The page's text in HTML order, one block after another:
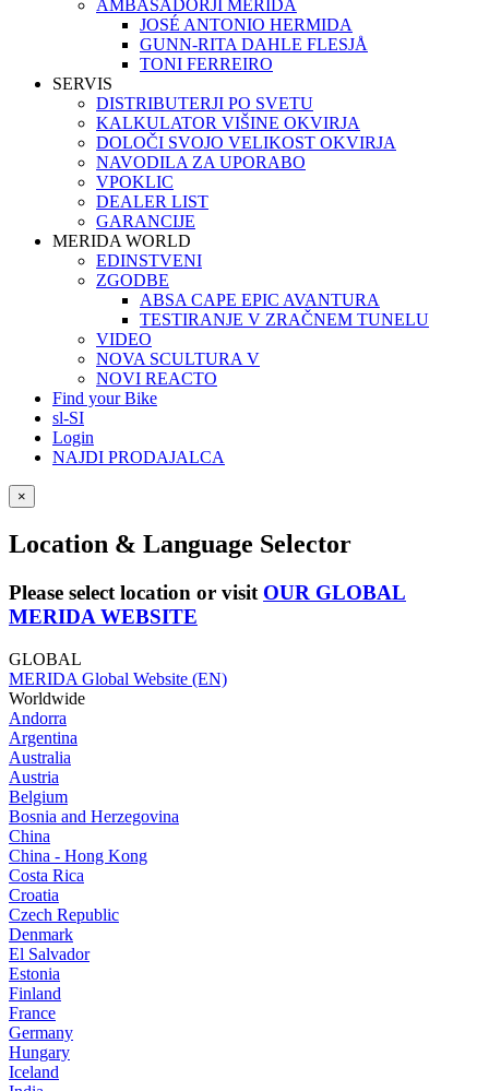
AMBASADORJI MERIDA
JOSÉ ANTONIO HERMIDA
GUNN-RITA DAHLE FLESJÅ
TONI FERREIRO
SERVIS
DISTRIBUTERJI PO SVETU
KALKULATOR VIŠINE OKVIRJA
DOLOČI SVOJO VELIKOST OKVIRJA
NAVODILA ZA UPORABO
VPOKLIC
DEALER LIST
GARANCIJE
MERIDA WORLD
EDINSTVENI
ZGODBE
ABSA CAPE EPIC AVANTURA
TESTIRANJE V ZRAČNEM TUNELU
VIDEO
NOVA SCULTURA V
NOVI REACTO
Find your Bike
sl-SI
Login
NAJDI PRODAJALCA
×
Location & Language Selector
Please select location or visit OUR GLOBAL
MERIDA WEBSITE
GLOBAL
MERIDA Global Website (EN)
Worldwide
Andorra
Argentina
Australia
Austria
Belgium
Bosnia and Herzegovina
China
China - Hong Kong
Costa Rica
Croatia
Czech Republic
Denmark
El Salvador
Estonia
Finland
France
Germany
Hungary
Iceland